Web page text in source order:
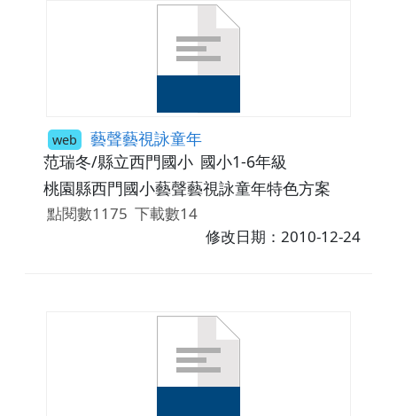
web 藝聲藝視詠童年
范瑞冬/縣立西門國小 國小1-6年級
桃園縣西門國小藝聲藝視詠童年特色方案
點閱數1175 下載數14
修改日期：2010-12-24